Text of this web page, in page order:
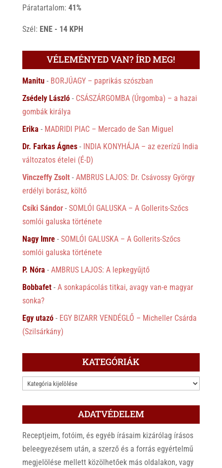
Páratartalom: 41%
Szél: ENE - 14 KPH
VÉLEMÉNYED VAN? ÍRD MEG!
Manitu- BORJÚAGY – paprikás szószban
Zsédely László- CSÁSZÁRGOMBA (Úrgomba) – a hazai
gombák királya
Erika - MADRIDI PIAC – Mercado de San Miguel
Dr. Farkas Ágnes- INDIA KONYHÁJA – az ezerízű India
változatos ételei (É-D)
Vinczeffy Zsolt- AMBRUS LAJOS: Dr. Csávossy György
erdélyi borász, költő
Csíki Sándor- SOMLÓI GALUSKA – A Gollerits-Szőcs
somlói galuska története
Nagy Imre- SOMLÓI GALUSKA – A Gollerits-Szőcs
somlói galuska története
P. Nóra - AMBRUS LAJOS: A lepkegyűjtő
Bobbafet- A sonkapácolás titkai, avagy van-e magyar
sonka?
Egy utazó- EGY BIZARR VENDÉGLŐ – Micheller Csárda
(Szilsárkány)
KATEGÓRIÁK
KATEGÓRIÁK
ADATVÉDELEM
Receptjeim, fotóim, és egyéb írásaim kizárólag írásos
beleegyezésem után, a szerző és a forrás egyértelmű
megjelölése mellett közölhetőek más oldalakon, vagy